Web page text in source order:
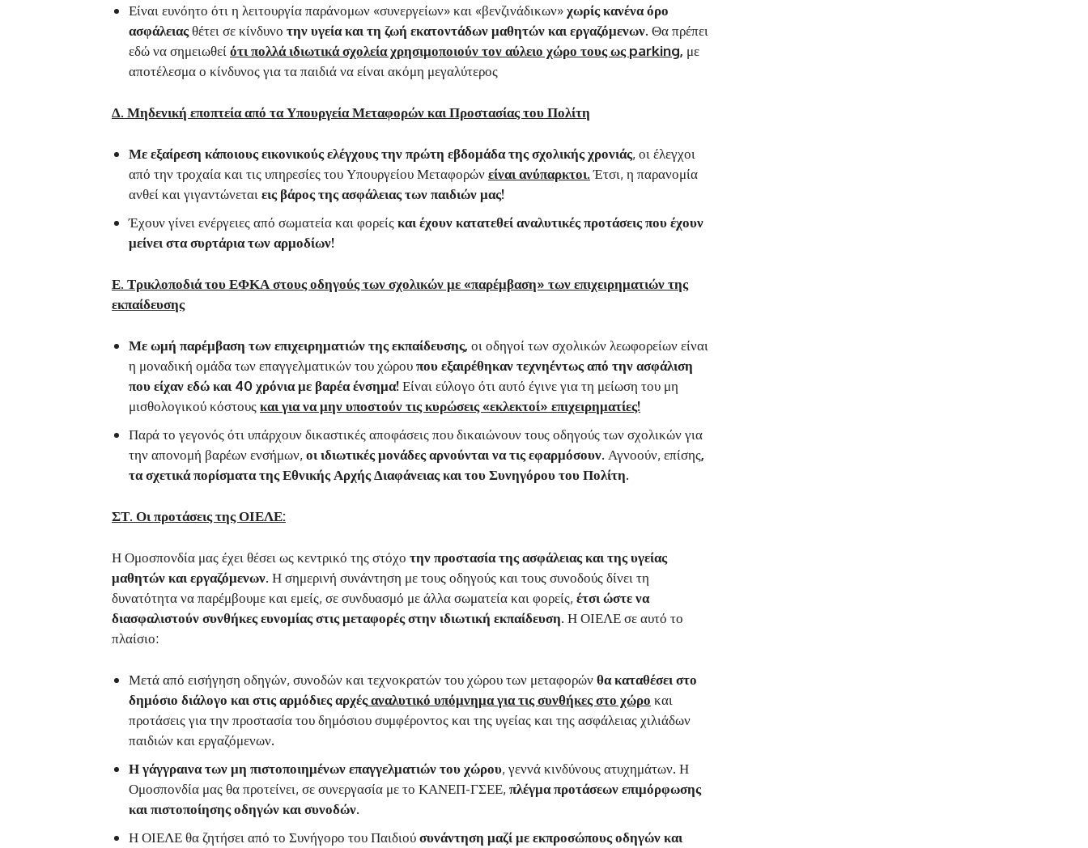
Είναι ευνόητο ότι η λειτουργία παράνομων «συνεργείων» και «βενζινάδικων»χωρίς κανένα όρο
ασφάλειαςθέτει σε κίνδυνο την υγεία και τη ζωή εκατοντάδων μαθητών και εργαζόμενων. Θα πρέπει
εδώ να σημειωθεί ότι πολλά ιδιωτικά σχολεία χρησιμοποιούν τον αύλειο χώρο τους ως parking, με
αποτέλεσμα ο κίνδυνος για τα παιδιά να είναι ακόμη μεγαλύτερος
Δ. Μηδενική εποπτεία από τα Υπουργεία Μεταφορών και Προστασίας του Πολίτη
Με εξαίρεση κάποιους εικονικούς ελέγχους την πρώτη εβδομάδα της σχολικής χρονιάς, οι έλεγχοι
από την τροχαία και τις υπηρεσίες του Υπουργείου Μεταφορώνείναι ανύπαρκτοι.Έτσι, η παρανομία
ανθεί και γιγαντώνεται εις βάρος της ασφάλειας των παιδιών μας!
Έχουν γίνει ενέργειες από σωματεία και φορείςκαι έχουν κατατεθεί αναλυτικές προτάσεις που έχουν
μείνει στα συρτάρια των αρμοδίων!
Ε. Τρικλοποδιά του ΕΦΚΑ στους οδηγούς των σχολικών με «παρέμβαση» των επιχειρηματιών της
εκπαίδευσης
Με ωμή παρέμβαση των επιχειρηματιών της εκπαίδευσης, οι οδηγοί των σχολικών λεωφορείων είναι
η μοναδική ομάδα των επαγγελματικών του χώρουπου εξαιρέθηκαν τεχνηέντως από την ασφάλιση
που είχαν εδώ και 40 χρόνια με βαρέα ένσημα!Είναι εύλογο ότι αυτό έγινε για τη μείωση του μη
μισθολογικού κόστουςκαι για να μην υποστούν τις κυρώσεις «εκλεκτοί» επιχειρηματίες!
Παρά το γεγονός ότι υπάρχουν δικαστικές αποφάσεις που δικαιώνουν τους οδηγούς των σχολικών για
την απονομή βαρέων ενσήμων, οι ιδιωτικές μονάδες αρνούνται να τις εφαρμόσουν. Αγνοούν, επίσης,
τα σχετικά πορίσματα της Εθνικής Αρχής Διαφάνειας και του Συνηγόρου του Πολίτη.
ΣΤ. Οι προτάσεις της ΟΙΕΛΕ:
Η Ομοσπονδία μας έχει θέσει ως κεντρικό της στόχο την προστασία της ασφάλειας και της υγείας
μαθητών και εργαζόμενων. Η σημερινή συνάντηση με τους οδηγούς και τους συνοδούς δίνει τη
δυνατότητα να παρέμβουμε και εμείς, σε συνδυασμό με άλλα σωματεία και φορείς, έτσι ώστε να
διασφαλιστούν συνθήκες ευνομίας στις μεταφορές στην ιδιωτική εκπαίδευση. Η ΟΙΕΛΕ σε αυτό το
πλαίσιο:
Μετά από εισήγηση οδηγών, συνοδών και τεχνοκρατών του χώρου των μεταφορώνθα καταθέσει στο
δημόσιο διάλογο και στις αρμόδιες αρχέςαναλυτικό υπόμνημα για τις συνθήκες στο χώρο και
προτάσεις για την προστασία του δημόσιου συμφέροντος και της υγείας και της ασφάλειας χιλιάδων
παιδιών και εργαζόμενων.
Η γάγγραινα των μη πιστοποιημένων επαγγελματιών του χώρου, γεννά κινδύνους ατυχημάτων. Η
Ομοσπονδία μας θα προτείνει, σε συνεργασία με το ΚΑΝΕΠ-ΓΣΕΕ, πλέγμα προτάσεων επιμόρφωσης
και πιστοποίησης οδηγών και συνοδών.
Η ΟΙΕΛΕ θα ζητήσει από το Συνήγορο του Παιδιούσυνάντηση μαζί με εκπροσώπους οδηγών και